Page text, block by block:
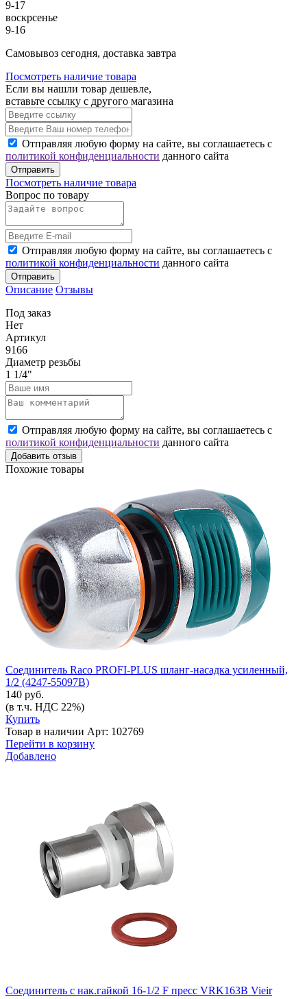
9-17
воскрсенье
9-16
Cамовывоз сегодня, доставка завтра
Посмотреть наличие товара
Если вы нашли товар дешевле,
вставьте ссылку с другого магазина
Отправляя любую форму на сайте, вы соглашаетесь с
политикой конфиденциальности данного сайта
Отправить
Посмотреть наличие товара
Вопрос по товару
Отправляя любую форму на сайте, вы соглашаетесь с
политикой конфиденциальности данного сайта
Отправить
Описание Отзывы
Под заказ
Нет
Артикул
9166
Диаметр резьбы
1 1/4"
Отправляя любую форму на сайте, вы соглашаетесь с
политикой конфиденциальности данного сайта
Добавить отзыв
Похожие товары
Соединитель Raco PROFI-PLUS шланг-насадка усиленный,
1/2 (4247-55097В)
140 руб.
(в т.ч. НДС 22%)
Купить
Товар в наличии Арт: 102769
Перейти в корзину
Добавлено
Соединитель с нак.гайкой 16-1/2 F пресс VRK163B Vieir